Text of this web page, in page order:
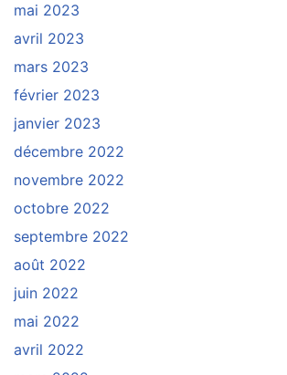
mai 2023
avril 2023
mars 2023
février 2023
janvier 2023
décembre 2022
novembre 2022
octobre 2022
septembre 2022
août 2022
juin 2022
mai 2022
avril 2022